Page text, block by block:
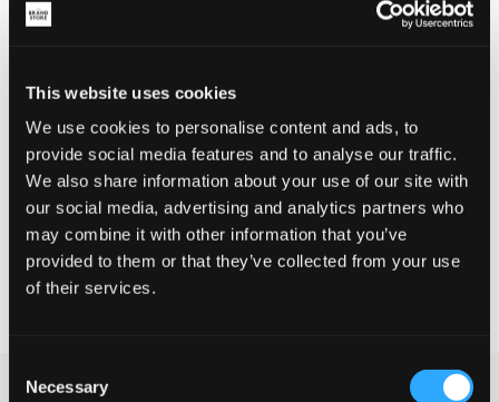
This website uses cookies
We use cookies to personalise content and ads, to
provide social media features and to analyse our traffic.
We also share information about your use of our site with
our social media, advertising and analytics partners who
may combine it with other information that you’ve
provided to them or that they’ve collected from your use
of their services.
Selection
Necessary
MAATTABEL
KIES EEN MAAT
Snelle levering
Gestreepte geribbelde lange jurk van Sofie Schnoor. De jurk